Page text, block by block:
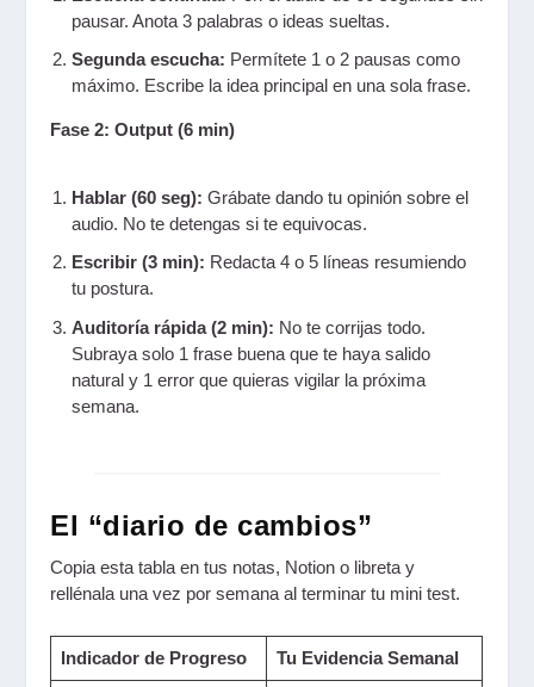
pausar. Anota 3 palabras o ideas sueltas.
Segunda escucha: Permítete 1 o 2 pausas como
máximo. Escribe la idea principal en una sola frase.
Fase 2: Output (6 min)
Hablar (60 seg): Grábate dando tu opinión sobre el
audio. No te detengas si te equivocas.
Escribir (3 min): Redacta 4 o 5 líneas resumiendo
tu postura.
Auditoría rápida (2 min): No te corrijas todo.
Subraya solo 1 frase buena que te haya salido
natural y 1 error que quieras vigilar la próxima
semana.
El “diario de cambios”
Copia esta tabla en tus notas, Notion o libreta y
rellénala una vez por semana al terminar tu mini test.
Indicador de Progreso Tu Evidencia Semanal